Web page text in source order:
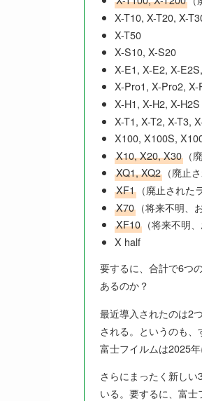
X-T10, X-T20, X-
X-T50
X-S10, X-S20
X-E1, X-E2, X-
X-Pro1, X-Pro2, X-
X-H1, X-H2, X-H2S
X-T1, X-T2, X-T3,
X100, X100S,
X10, X20, X30 （
XQ1, XQ2 （廃止
XF1 （廃止された
X70 （将来不明、
XF10 （将来不明
X half
要するに、合計で6つ
あるのか？
最近導入されたのは2
される。というのも、
富士フイルムは2025
さらにまったく新し
いる。要するに、富